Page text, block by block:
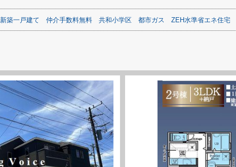
新築一戸建て 仲介手数料無料 共和小学区 都市ガス ZEH水準省エネ住宅